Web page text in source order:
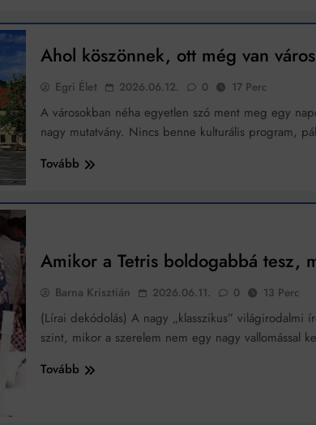
szakértők szerint akár 5 százalékkal is nőhetnek a
Munkácsy nem Krisztust
Amikor a Tetris
Az ördög még mindig Pradát
Móricz
Ahol köszönnek, ott még van város
Egri Élet 2026.06.12. 0 17 Perc
A városokban néha egyetlen szó ment meg egy
nagy mutatvány. Nincs benne kulturális program,
Tovább
Amikor a Tetris boldogabbá tesz,
Barna Krisztián 2026.06.11. 0 13 Perc
(Lírai dekódolás) A nagy „klasszikus” világirodalmi
szint, mikor a szerelem nem egy nagy vallomással
Tovább